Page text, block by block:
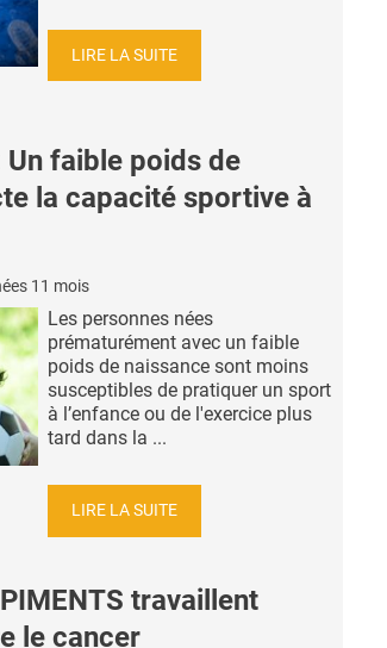
LIRE LA SUITE
Un faible poids de
la capacité sportive à
11 mois
Les personnes nées
prématurément avec un faible
poids de naissance sont moins
susceptibles de pratiquer un sport
à l’enfance ou de l'exercice plus
tard dans la ...
LIRE LA SUITE
travaillent
le cancer